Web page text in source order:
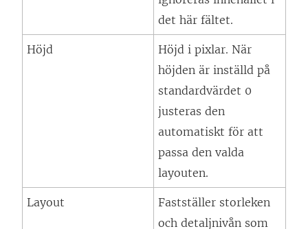
det här fältet.
Höjd
Höjd i pixlar. När
höjden är inställd på
standardvärdet 0
justeras den
automatiskt för att
passa den valda
layouten.
Layout
Fastställer storleken
och detaljnivån som